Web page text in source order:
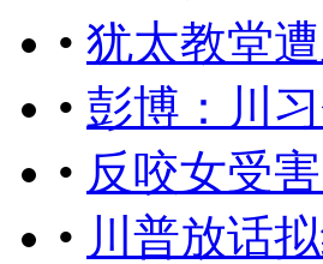
• 犹太教堂
• 彭博：川
• 反咬女受
• 川普放话